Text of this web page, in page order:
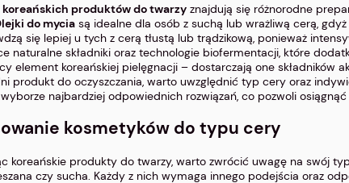
koreańskich produktów do twarzy znajdują się różnorodne
do mycia są idealne dla osób z suchą lub wrażliwą cerą,
się lepiej u tych z cerą tłustą lub trądzikową, ponieważ
naturalne składniki oraz technologie biofermentacji, które
element koreańskiej pielęgnacji – dostarczają one składników
produkt do oczyszczania, warto uwzględnić typ cery oraz
najbardziej odpowiednich rozwiązań, co pozwoli
kosmetyków do typu cery
koreańskie produkty do twarzy, warto zwrócić uwagę na swój
czy sucha. Każdy z nich wymaga innego podejścia oraz